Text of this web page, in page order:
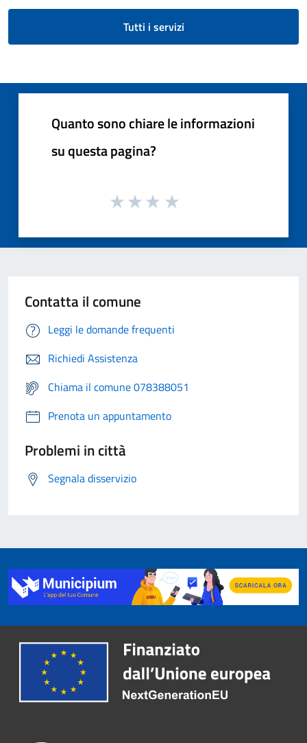
Tutti i servizi
Quanto sono chiare le informazioni
su questa pagina?
Contatta il comune
Leggi le domande frequenti
Richiedi Assistenza
Chiama il comune 078388051
Prenota un appuntamento
Problemi in città
Segnala disservizio